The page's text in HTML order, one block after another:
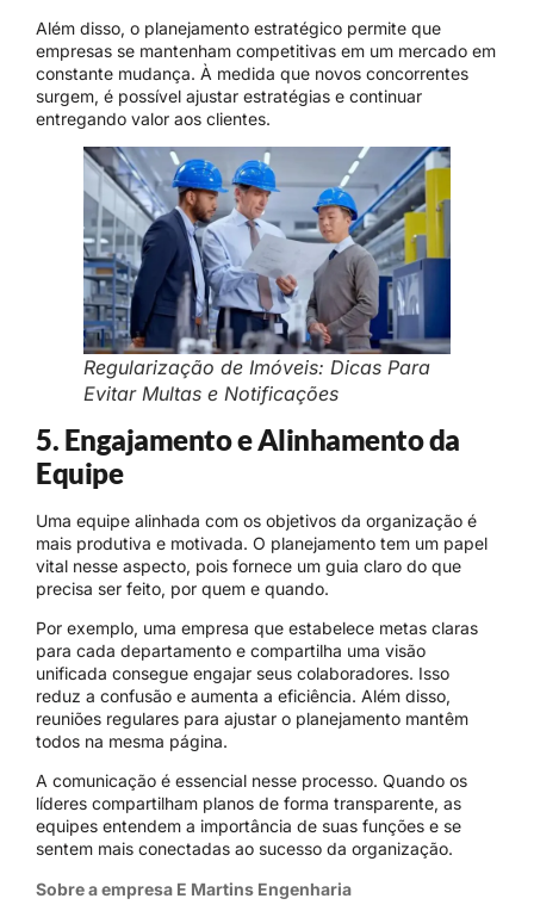
Além disso, o planejamento estratégico permite que
empresas se mantenham competitivas em um mercado em
constante mudança. À medida que novos concorrentes
surgem, é possível ajustar estratégias e continuar
entregando valor aos clientes.
Regularização de Imóveis: Dicas Para
Evitar Multas e Notificações
5. Engajamento e Alinhamento da
Equipe
Uma equipe alinhada com os objetivos da organização é
mais produtiva e motivada. O planejamento tem um papel
vital nesse aspecto, pois fornece um guia claro do que
precisa ser feito, por quem e quando.
Por exemplo, uma empresa que estabelece metas claras
para cada departamento e compartilha uma visão
unificada consegue engajar seus colaboradores. Isso
reduz a confusão e aumenta a eficiência. Além disso,
reuniões regulares para ajustar o planejamento mantêm
todos na mesma página.
A comunicação é essencial nesse processo. Quando os
líderes compartilham planos de forma transparente, as
equipes entendem a importância de suas funções e se
sentem mais conectadas ao sucesso da organização.
Sobre a empresa E Martins Engenharia